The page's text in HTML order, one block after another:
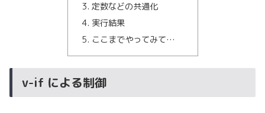
定数などの共通化
実行結果
ここまでやってみて…
v-if による制御